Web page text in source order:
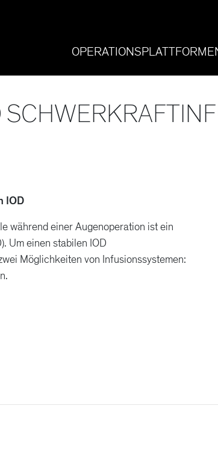
IOD
während einer Augenoperation ist ein
Um einen stabilen IOD
Möglichkeiten von Infusionssystemen: